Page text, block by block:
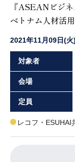
『ASEANビジ
ベトナム人材活用
2021年11月09日(
対象者
会場
定員
レコフ・ESUHAI